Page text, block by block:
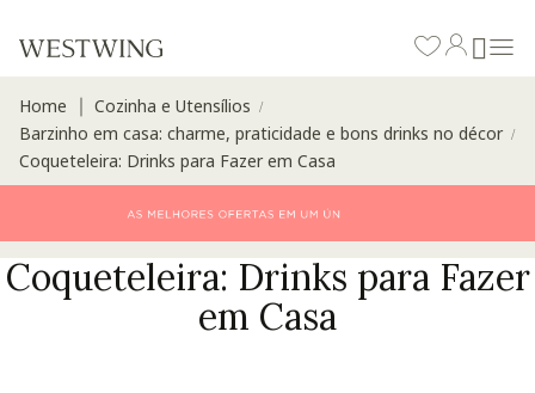
Home Cozinha e Utensílios /
Barzinho em casa: charme, praticidade e bons drinks no décor /
Coqueteleira: Drinks para Fazer em Casa
Coqueteleira: Drinks para Fazer
em Casa